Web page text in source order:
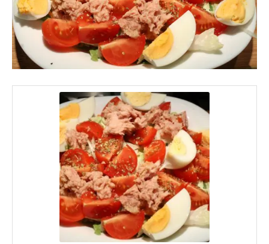
ami még mellette általában a konzervben van.
Az olívaolajban eltett tonhalkonzerv sem extra
szűz olajat tartalmaz, tehát ez lehet, hogy nem
felel meg a diétának. Ha ez számodra
levében) eltett tonhalkonzervet, vagy ugyan
sokkal drágább, deextra szűz olívaolajban
eltett tonhalis kapható, sajnos általában csak
a különlegességeket árusító üzletekben (pl.
).
Jó étvágyat!